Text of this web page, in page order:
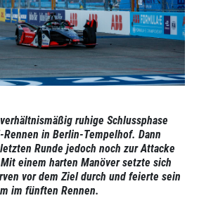
ruhige Schlussphase
in Berlin-Tempelhof. Dann
Runde jedoch noch zur Attacke
einem harten Manöver setzte sich
vor dem Ziel durch und feierte sein
im fünften Rennen.